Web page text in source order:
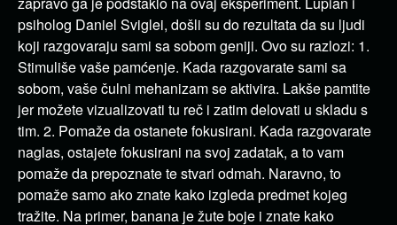
psiholog Daniel Sviglei, došli su do rezultata da su ljudi
koji razgovaraju sami sa sobom geniji. Ovo su razlozi: 1.
Stimuliše vaše pamćenje. Kada razgovarate sami sa
sobom, vaše čulni mehanizam se aktivira. Lakše pamtite
jer možete vizualizovati tu reč i zatim delovati u skladu s
tim. 2. Pomaže da ostanete fokusirani. Kada razgovarate
naglas, ostajete fokusirani na svoj zadatak, a to vam
pomaže da prepoznate te stvari odmah. Naravno, to
pomaže samo ako znate kako izgleda predmet kojeg
tražite. Na primer, banana je žute boje i znate kako